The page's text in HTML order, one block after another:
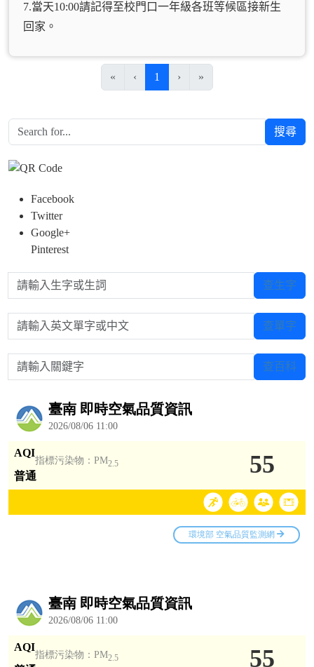
7.當天10:00請記得至校門口一年級各班等候區接新生
回家。
« ‹ 1 (目前頁次)
› »
搜尋
Facebook
Twitter
Google+
Pinterest
請輸入生字或生詞 查生字
請輸入英文單字或中文 查單字
請輸入關鍵字 查百科